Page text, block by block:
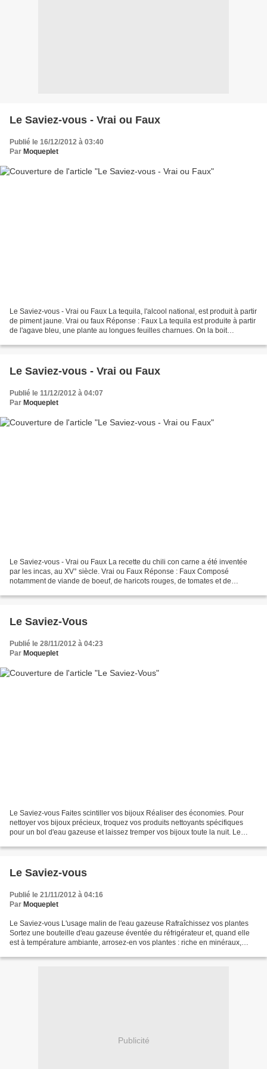
Le Saviez-vous - Vrai ou Faux
Publié le 16/12/2012 à 03:40
Par Moqueplet
Le Saviez-vous - Vrai ou Faux La tequila, l'alcool national, est produit à partir
de piment jaune. Vrai ou faux Réponse : Faux La tequila est produite à partir
de l'agave bleu, une plante au longues feuilles charnues. On la boit
Le Saviez-vous - Vrai ou Faux
Publié le 11/12/2012 à 04:07
Par Moqueplet
Le Saviez-vous - Vrai ou Faux La recette du chili con carne a été inventée
par les incas, au XV° siècle. Vrai ou Faux Réponse : Faux Composé
notamment de viande de boeuf, de haricots rouges, de tomates et de
Le Saviez-Vous
Publié le 28/11/2012 à 04:23
Par Moqueplet
Le Saviez-vous Faites scintiller vos bijoux Réaliser des économies. Pour
nettoyer vos bijoux précieux, troquez vos produits nettoyants spécifiques
pour un bol d'eau gazeuse et laissez tremper vos bijoux toute la nuit. Le
Le Saviez-vous
Publié le 21/11/2012 à 04:16
Par Moqueplet
Le Saviez-vous L'usage malin de l'eau gazeuse Rafraîchissez vos plantes
Sortez une bouteille d'eau gazeuse éventée du réfrigérateur et, quand elle
est à température ambiante, arrosez-en vos plantes : riche en minéraux,
Publicité